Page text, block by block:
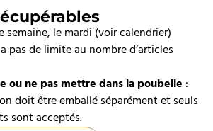
semaine, le mardi (voir calendrier)
a pas de limite au nombre d’articles
ou ne pas mettre dans la poubelle :
doit être emballé séparément et seuls
sont acceptés.